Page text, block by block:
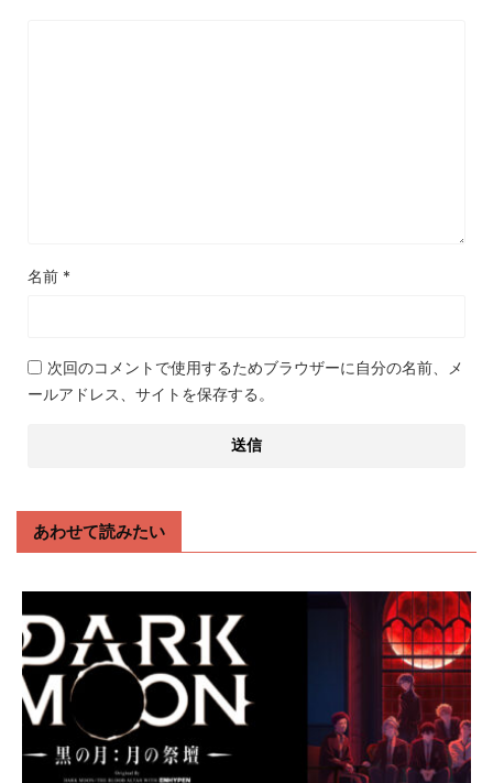
名前 *
次回のコメントで使用するためブラウザーに自分の名前、メ
ールアドレス、サイトを保存する。
あわせて読みたい